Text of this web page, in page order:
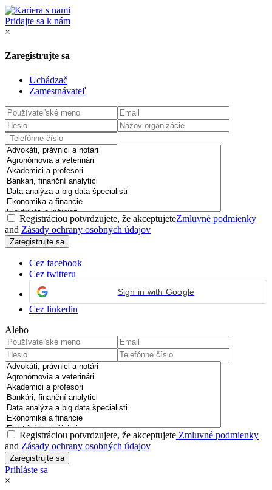
Pridajte sa k nám
×
Zaregistrujte sa
Uchádzač
Zamestnávateľ
Registráciou potvrdzujete, že akceptujeteZmluvné podmienky
and Zásady ochrany osobných údajov
Cez facebook
Cez twitteru
Sign in with Google
Cez linkedin
Alebo
Registráciou potvrdzujete, že akceptujete Zmluvné podmienky
and Zásady ochrany osobných údajov
Prihláste sa
×